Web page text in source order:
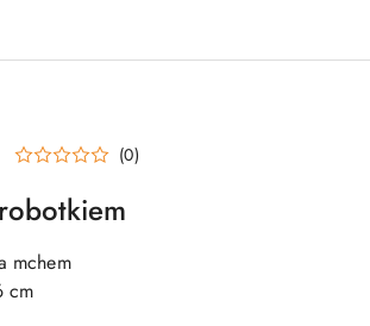
(0)
mchem
cm